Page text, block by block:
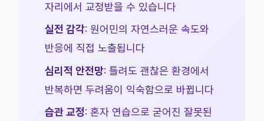
자리에서 교정받을 수 있습니다
실전 감각: 원어민의 자연스러운 속도와
반응에 직접 노출됩니다
심리적 안전망: 틀려도 괜찮은 환경에서
반복하면 두려움이 익숙함으로 바뀝니다
습관 교정: 혼자 연습으로 굳어진 잘못된